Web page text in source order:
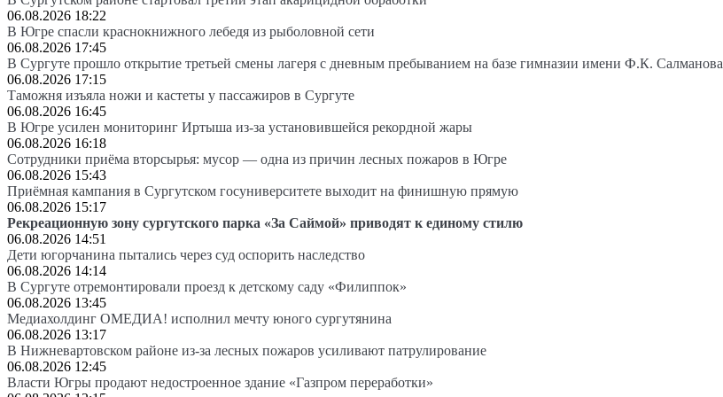
06.08.2026 18:22
В Югре спасли краснокнижного лебедя из рыболовной сети
06.08.2026 17:45
В Сургуте прошло открытие третьей смены лагеря с дневным пребыванием на базе гимназии имени Ф.К. Салманова
06.08.2026 17:15
Таможня изъяла ножи и кастеты у пассажиров в Сургуте
06.08.2026 16:45
В Югре усилен мониторинг Иртыша из-за установившейся рекордной жары
06.08.2026 16:18
Сотрудники приёма вторсырья: мусор — одна из причин лесных пожаров в Югре
06.08.2026 15:43
Приёмная кампания в Сургутском госуниверситете выходит на финишную прямую
06.08.2026 15:17
Рекреационную зону сургутского парка «За Саймой» приводят к единому стилю
06.08.2026 14:51
Дети югорчанина пытались через суд оспорить наследство
06.08.2026 14:14
В Сургуте отремонтировали проезд к детскому саду «Филиппок»
06.08.2026 13:45
Медиахолдинг ОМЕДИА! исполнил мечту юного сургутянина
06.08.2026 13:17
В Нижневартовском районе из-за лесных пожаров усиливают патрулирование
06.08.2026 12:45
Власти Югры продают недостроенное здание «Газпром переработки»